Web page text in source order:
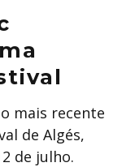
mais recente
de Algés,
de julho.